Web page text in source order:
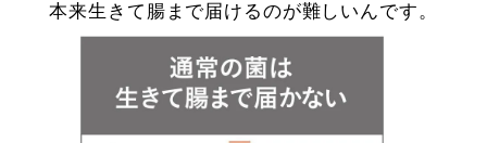
本来生きて腸まで届けるのが難しいんです。